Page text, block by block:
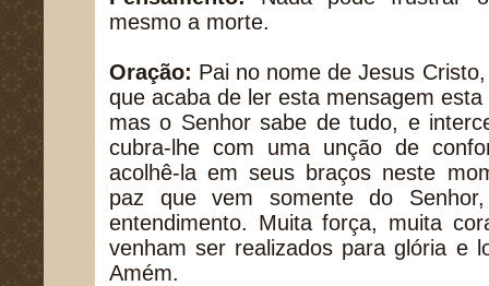
mesmo a morte.
Oração: Pai no nome de Jesus
que acaba de ler esta mensagem
mas o Senhor sabe de tudo, e
cubra-lhe com uma unção de
acolhê-la em seus braços neste
paz que vem somente do
entendimento. Muita força, muita
venham ser realizados para glória e
Amém.